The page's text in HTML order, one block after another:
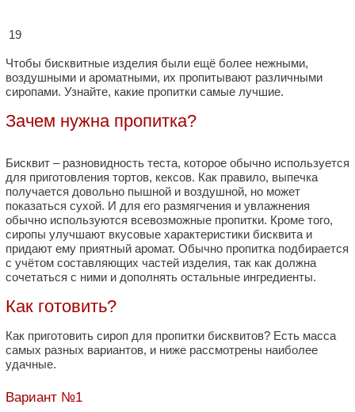
19
Чтобы бисквитные изделия были ещё более нежными,
воздушными и ароматными, их пропитывают различными
сиропами. Узнайте, какие пропитки самые лучшие.
Зачем нужна пропитка?
Бисквит – разновидность теста, которое обычно используется
для приготовления тортов, кексов. Как правило, выпечка
получается довольно пышной и воздушной, но может
показаться сухой. И для его размягчения и увлажнения
обычно используются всевозможные пропитки. Кроме того,
сиропы улучшают вкусовые характеристики бисквита и
придают ему приятный аромат. Обычно пропитка подбирается
с учётом составляющих частей изделия, так как должна
сочетаться с ними и дополнять остальные ингредиенты.
Как готовить?
Как приготовить сироп для пропитки бисквитов? Есть масса
самых разных вариантов, и ниже рассмотрены наиболее
удачные.
Вариант №1